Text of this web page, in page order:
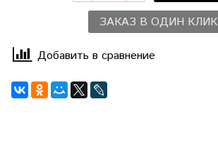
ЗАКАЗ В ОДИН КЛИК
Добавить в сравнение